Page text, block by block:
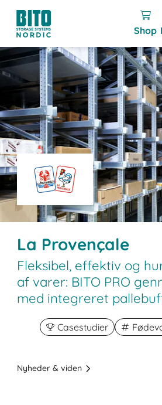
Shop
La Provençale
Fleksibel, effektiv og
af varer: BITO PRO
med integreret
Casestudier
Nyheder & viden